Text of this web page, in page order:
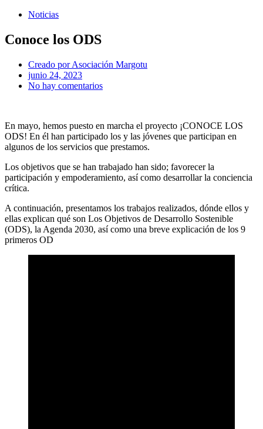
Noticias
Conoce los ODS
Creado porAsociación Margotu
junio 24, 2023
No hay comentarios
En mayo, hemos puesto en marcha el proyecto ¡CONOCE LOS
ODS! En él han participado los y las jóvenes que participan en
algunos de los servicios que prestamos.
Los objetivos que se han trabajado han sido; favorecer la
participación y empoderamiento, así como desarrollar la conciencia
crítica.
A continuación, presentamos los trabajos realizados, dónde ellos y
ellas explican qué son Los Objetivos de Desarrollo Sostenible
(ODS), la Agenda 2030, así como una breve explicación de los 9
primeros OD